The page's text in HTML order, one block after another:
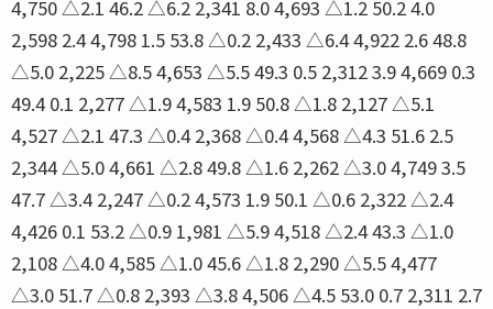
4,750 △2.1 46.2 △6.2 2,341 8.0 4,693 △1.2 50.2 4.0
2,598 2.4 4,798 1.5 53.8 △0.2 2,433 △6.4 4,922 2.6 48.8
△5.0 2,225 △8.5 4,653 △5.5 49.3 0.5 2,312 3.9 4,669 0.3
49.4 0.1 2,277 △1.9 4,583 1.9 50.8 △1.8 2,127 △5.1
4,527 △2.1 47.3 △0.4 2,368 △0.4 4,568 △4.3 51.6 2.5
2,344 △5.0 4,661 △2.8 49.8 △1.6 2,262 △3.0 4,749 3.5
47.7 △3.4 2,247 △0.2 4,573 1.9 50.1 △0.6 2,322 △2.4
4,426 0.1 53.2 △0.9 1,981 △5.9 4,518 △2.4 43.3 △1.0
2,108 △4.0 4,585 △1.0 45.6 △1.8 2,290 △5.5 4,477
△3.0 51.7 △0.8 2,393 △3.8 4,506 △4.5 53.0 0.7 2,311 2.7